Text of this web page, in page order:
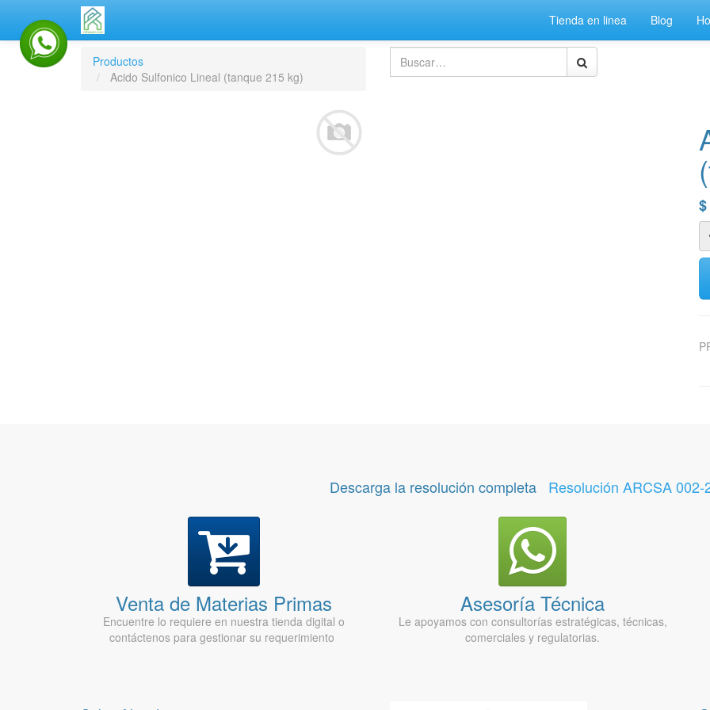
Tienda en linea Blog
Productos
Acido Sulfonico Lineal (tanque 215 kg)
$
Descarga la resolución completa Resolución ARCSA 002-
Venta de Materias Primas
Encuentre lo requiere en nuestra tienda digital o
contáctenos para gestionar su requerimiento
Asesoría Técnica
Le apoyamos con consultorías estratégicas, técnicas,
comerciales y regulatorias.